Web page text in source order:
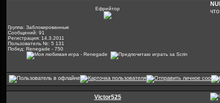
Ефрейтор
Группа: Заблокированные
Сообщений: 91
Регистрация: 14.3.2011
Пользователь №: 5 131
Побед: Renegade - 750
Victor525